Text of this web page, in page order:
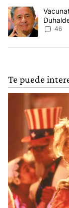
Un artículo de
46